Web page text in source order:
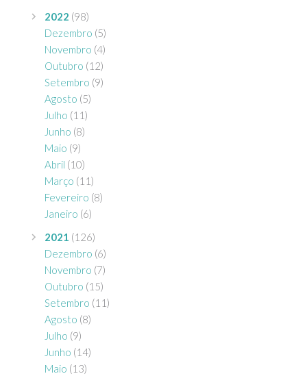
2022 (98)
Dezembro (5)
Novembro (4)
Outubro (12)
Setembro (9)
Agosto (5)
Julho (11)
Junho (8)
Maio (9)
Abril (10)
Março (11)
Fevereiro (8)
Janeiro (6)
2021 (126)
Dezembro (6)
Novembro (7)
Outubro (15)
Setembro (11)
Agosto (8)
Julho (9)
Junho (14)
Maio (13)